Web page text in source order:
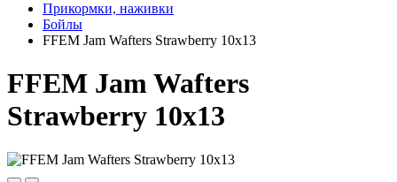
Прикормки, наживки
Бойлы
FFEM Jam Wafters Strawberry 10x13
FFEM Jam Wafters
Strawberry 10x13